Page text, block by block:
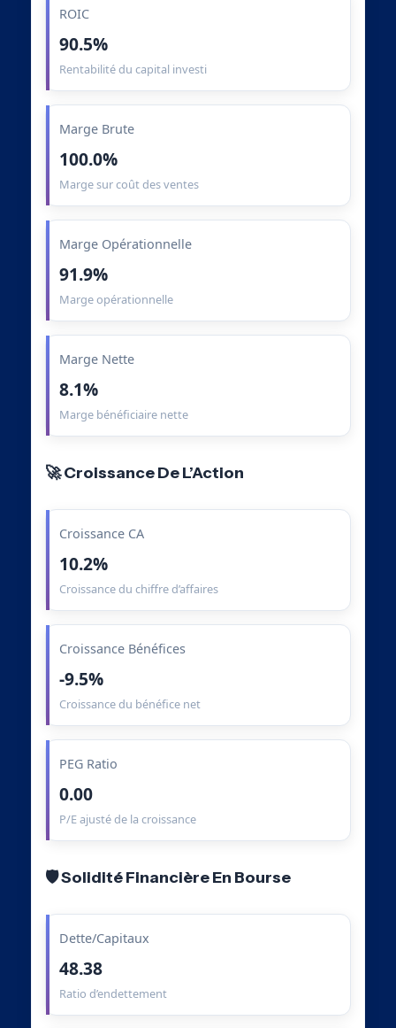
ROIC
90.5%
Rentabilité du capital investi
Marge Brute
100.0%
Marge sur coût des ventes
Marge Opérationnelle
91.9%
Marge opérationnelle
Marge Nette
8.1%
Marge bénéficiaire nette
🚀 Croissance De L’Action
Croissance CA
10.2%
Croissance du chiffre d’affaires
Croissance Bénéfices
-9.5%
Croissance du bénéfice net
PEG Ratio
0.00
P/E ajusté de la croissance
🛡️ Solidité Financière En Bourse
Dette/Capitaux
48.38
Ratio d’endettement